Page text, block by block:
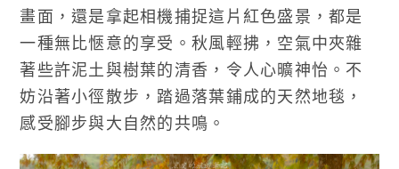
畫面，還是拿起相機捕捉這片紅色盛景，都是
一種無比愜意的享受。秋風輕拂，空氣中夾雜
著些許泥土與樹葉的清香，令人心曠神怡。不
妨沿著小徑散步，踏過落葉鋪成的天然地毯，
感受腳步與大自然的共鳴。